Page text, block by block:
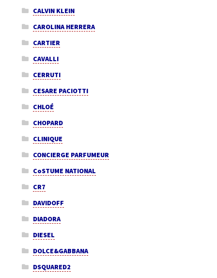
CALVIN KLEIN
CAROLINA HERRERA
CARTIER
CAVALLI
CERRUTI
CESARE PACIOTTI
CHLOÉ
CHOPARD
CLINIQUE
CONCIERGE PARFUMEUR
CoSTUME NATIONAL
CR7
DAVIDOFF
DIADORA
DIESEL
DOLCE&GABBANA
DSQUARED2